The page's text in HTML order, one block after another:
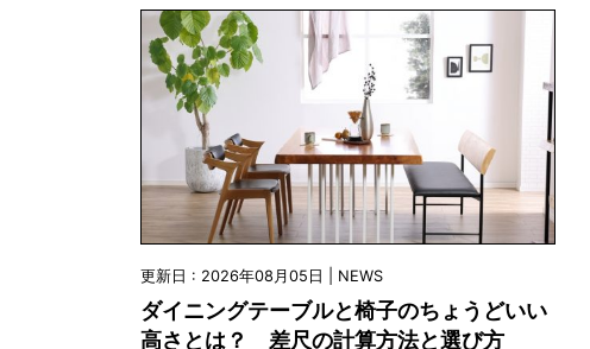
更新日 : 2026年08月05日 | NEWS
ダイニングテーブルと椅子のちょうどいい
高さとは？ 差尺の計算方法と選び方